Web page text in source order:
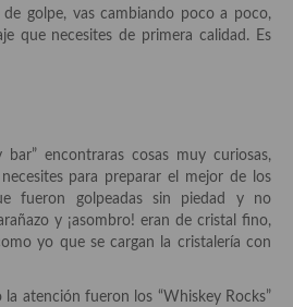
especias, hierbas aromáticas o
golpe, vas cambiando poco a poco,
que necesites de primera calidad. Es
encontraras cosas muy curiosas,
para preparar el mejor de los
fueron golpeadas sin piedad y no
y ¡asombro! eran de cristal fino,
yo que se cargan la cristalería con
atención fueron los “Whiskey Rocks”